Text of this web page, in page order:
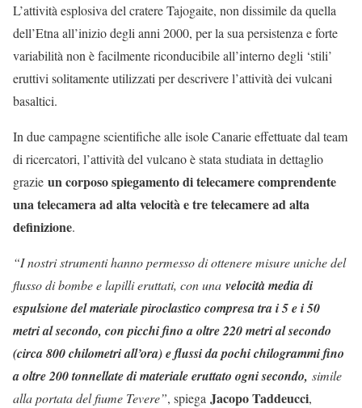
L’attività esplosiva del cratere Tajogaite, non dissimile da quella
dell’Etna all’inizio degli anni 2000, per la sua persistenza e forte
variabilità non è facilmente riconducibile all’interno degli ‘stili’
eruttivi solitamente utilizzati per descrivere l’attività dei vulcani
basaltici.
In due campagne scientifiche alle isole Canarie effettuate dal team
di ricercatori, l’attività del vulcano è stata studiata in dettaglio
grazie un corposo spiegamento di telecamere comprendente
una telecamera ad alta velocità e tre telecamere ad alta
definizione.
“I nostri strumenti hanno permesso di ottenere misure uniche del
flusso di bombe e lapilli eruttati, con una velocità media di
espulsione del materiale piroclastico compresa tra i 5 e i 50
metri al secondo, con picchi fino a oltre 220 metri al secondo
(circa 800 chilometri all’ora) e flussi da pochi chilogrammi fino
a oltre 200 tonnellate di materiale eruttato ogni secondo, simile
alla portata del fiume Tevere”, spiega Jacopo Taddeucci,